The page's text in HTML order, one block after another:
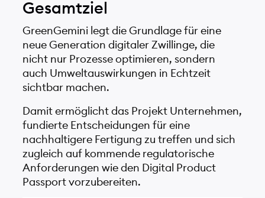
Gesamtziel
GreenGemini legt die Grundlage für eine
neue Generation digitaler Zwillinge, die
nicht nur Prozesse optimieren, sondern
auch Umweltauswirkungen in Echtzeit
sichtbar machen.
Damit ermöglicht das Projekt Unternehmen,
fundierte Entscheidungen für eine
nachhaltigere Fertigung zu treffen und sich
zugleich auf kommende regulatorische
Anforderungen wie den Digital Product
Passport vorzubereiten.